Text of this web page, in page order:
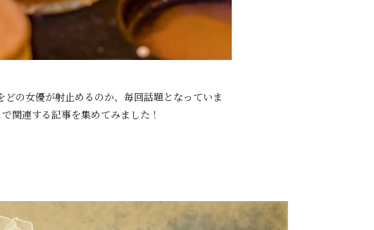
の女優が射止めるのか、毎回話題となっていま
関連する記事を集めてみました！